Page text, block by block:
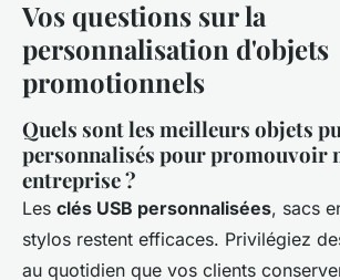
Vos questions sur la
personnalisation d'objets
promotionnels
Quels sont les meilleurs objets
personnalisés pour promouvoir
entreprise ?
Les clés USB personnalisées, sacs
stylos restent efficaces. Privilégiez
au quotidien que vos clients